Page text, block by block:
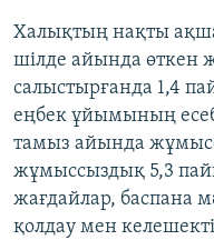
Халықтың нақты
шілде айында өткен
салыстырғанда 1,4
еңбек ұйымының
тамыз айында
жұмыссыздық 5,3
жағдайлар, баспана
қолдау мен